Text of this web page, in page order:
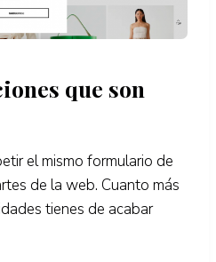
que son
el mismo formulario de
de la web. Cuanto más
tienes de acabar